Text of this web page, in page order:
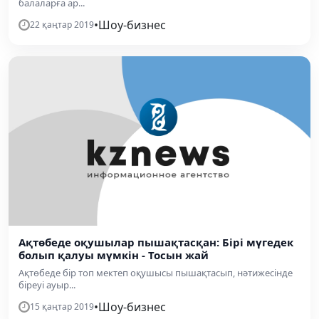
22 қаңтар 2019•Шоу-бизнес
Ақтөбеде оқушылар пышақтасқан: Бірі мүгедек
болып қалуы мүмкін - Тосын жай
Ақтөбеде бір топ мектеп оқушысы пышақтасып, нәтижесінде
біреуі ауыр...
15 қаңтар 2019•Шоу-бизнес